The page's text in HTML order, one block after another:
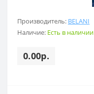
Производитель: BELANI
Наличие: Есть в наличии
0.00р.